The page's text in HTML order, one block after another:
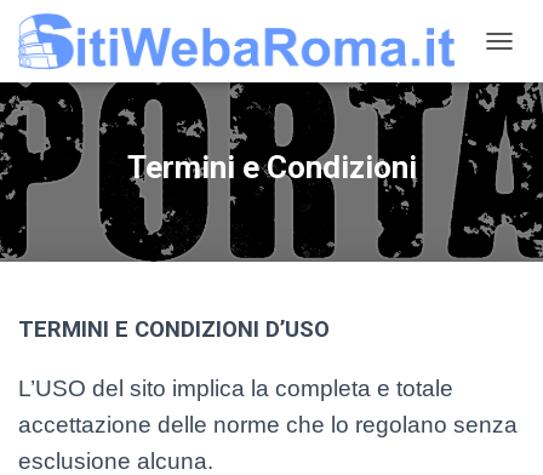
A
G
Z
I
N
E
Termini e Condizioni
TERMINI E CONDIZIONI D’USO
L’USO del sito implica la completa e totale
accettazione delle norme che lo regolano senza
esclusione alcuna.